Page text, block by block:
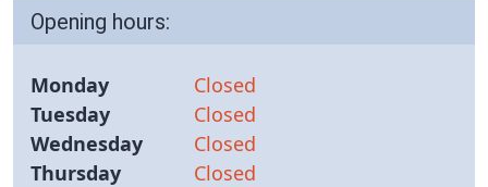
Opening hours:
Monday
Closed
Tuesday
Closed
Wednesday
Closed
Thursday
Closed